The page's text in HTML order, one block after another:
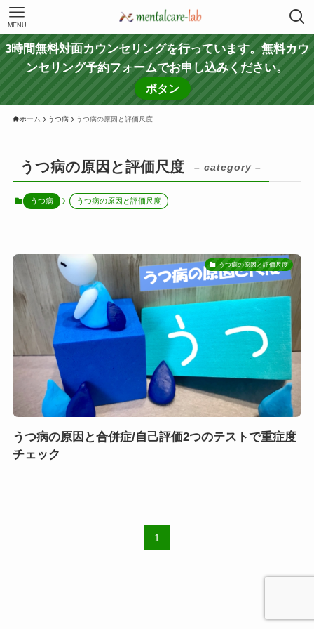
MENU
3時間無料対面カウンセリングを行っています。無料カウ
ンセリング予約フォームでお申し込みください。
ボタン
ホーム うつ病 うつ病の原因と評価尺度
うつ病の原因と評価尺度 – category –
うつ病 うつ病の原因と評価尺度
うつ病の原因と評価尺度
うつ病の原因と合併症/自己評価2つのテストで重症度
チェック
1